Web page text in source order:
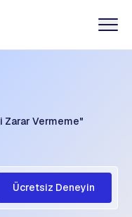
Zarar Vermeme"
Ücretsiz Deneyin